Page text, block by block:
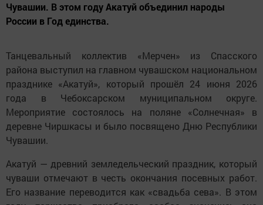
Чувашии. В этом году Акатуй объединил народы
России в Год единства.
Танцевальный коллектив «Мерчен» из Спасского
района выступил на главном чувашском национальном
празднике «Акатуй», который прошёл 24 июня 2026
года в Чебоксарском муниципальном округе.
Мероприятие состоялось на поляне «Солнечная» в
деревне Чиршкасы и было посвящено Дню Республики
Чувашии.
Акатуй — древний земледельческий праздник, который
чуваши отмечают в честь окончания посевных работ.
Его название переводится как «свадьба сева». В этом